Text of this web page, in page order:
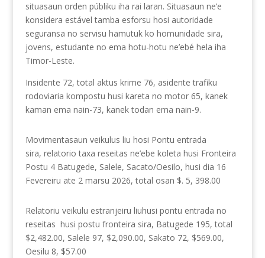
situasaun orden públiku iha rai laran. Situasaun ne’e
konsidera estável tamba esforsu hosi autoridade
seguransa no servisu hamutuk ko homunidade sira,
jovens, estudante no ema hotu-hotu ne’ebé hela iha
Timor-Leste.
Insidente 72, total aktus krime 76, asidente trafiku
rodoviaria kompostu husi kareta no motor 65, kanek
kaman ema nain-73, kanek todan ema nain-9.
Movimentasaun veikulus liu hosi Pontu entrada
sira, relatorio taxa reseitas ne’ebe koleta husi Fronteira
Postu 4 Batugede, Salele, Sacato/Oesilo, husi dia 16
Fevereiru ate 2 marsu 2026, total osan $. 5, 398.00
Relatoriu veikulu estranjeiru liuhusi pontu entrada no
reseitas husi postu fronteira sira, Batugede 195, total
$2,482.00, Salele 97, $2,090.00, Sakato 72, $569.00,
Oesilu 8, $57.00